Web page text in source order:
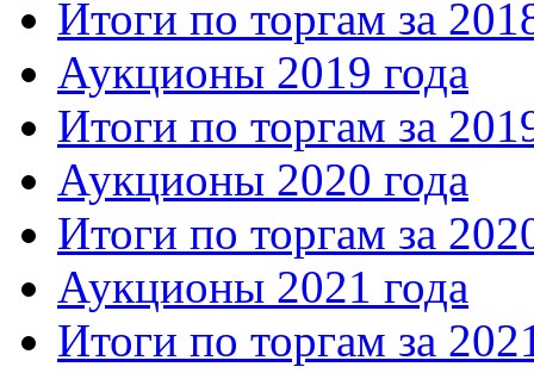
Итоги по торгам за
Аукционы 2019 года
Итоги по торгам за
Аукционы 2020 года
Итоги по торгам за
Аукционы 2021 года
Итоги по торгам за